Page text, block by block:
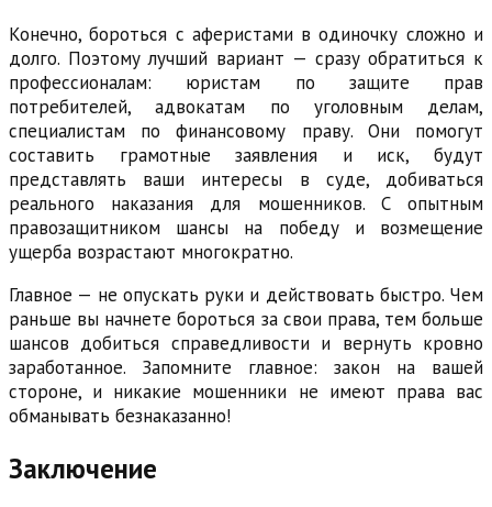
Конечно, бороться с аферистами в одиночку сложно и
долго. Поэтому лучший вариант — сразу обратиться к
профессионалам: юристам по защите прав
потребителей, адвокатам по уголовным делам,
специалистам по финансовому праву. Они помогут
составить грамотные заявления и иск, будут
представлять ваши интересы в суде, добиваться
реального наказания для мошенников. С опытным
правозащитником шансы на победу и возмещение
ущерба возрастают многократно.
Главное — не опускать руки и действовать быстро. Чем
раньше вы начнете бороться за свои права, тем больше
шансов добиться справедливости и вернуть кровно
заработанное. Запомните главное: закон на вашей
стороне, и никакие мошенники не имеют права вас
обманывать безнаказанно!
Заключение